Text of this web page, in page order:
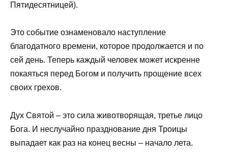
Пятидесятницей).
Это событие ознаменовало наступление
благодатного времени, которое продолжается и по
сей день. Теперь каждый человек может искренне
покаяться перед Богом и получить прощение всех
своих грехов.
Дух Святой – это сила животворящая, третье лицо
Бога. И неслучайно празднование дня Троицы
выпадает как раз на конец весны – начало лета.